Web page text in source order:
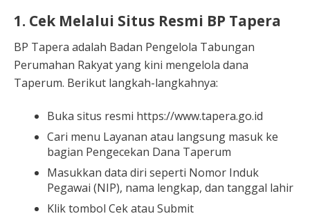
1. Cek Melalui Situs Resmi BP Tapera
BP Tapera adalah Badan Pengelola Tabungan
Perumahan Rakyat yang kini mengelola dana
Taperum. Berikut langkah-langkahnya:
Buka situs resmi https://www.tapera.go.id
Cari menu Layanan atau langsung masuk ke
bagian Pengecekan Dana Taperum
Masukkan data diri seperti Nomor Induk
Pegawai (NIP), nama lengkap, dan tanggal lahir
Klik tombol Cek atau Submit